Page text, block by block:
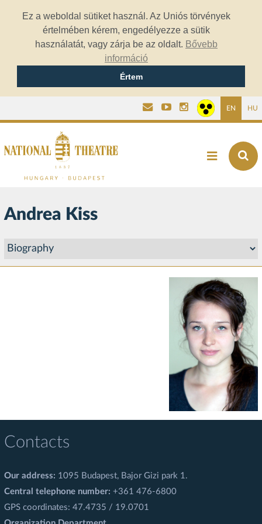
Ez a weboldal sütiket használ. Az Uniós törvények
értelmében kérem, engedélyezze a sütik
használatát, vagy zárja be az oldalt. Bővebb
információ
Értem
EN HU
Andrea Kiss
Contacts
Our address: 1095 Budapest, Bajor Gizi park 1.
Central telephone number: +361 476-6800
GPS coordinates: 47.4735 / 19.0701